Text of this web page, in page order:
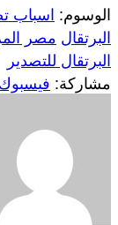
الوسوم: اسباب
البرتقال مصر
البرتقال للتصدير
مشاركة: فيسبوك